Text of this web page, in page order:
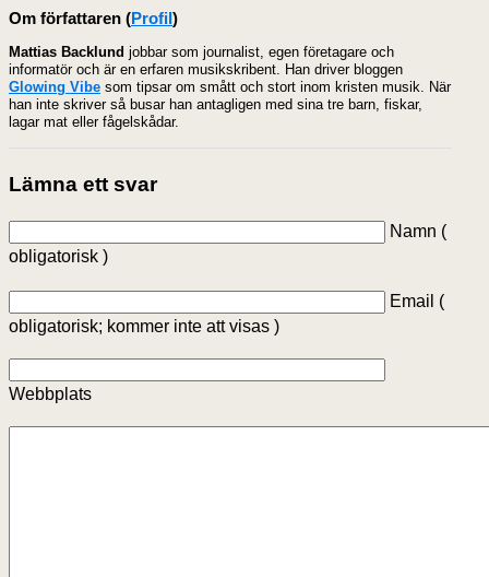
Om författaren (Profil)
Mattias Backlund jobbar som journalist, egen företagare och
informatör och är en erfaren musikskribent. Han driver bloggen
Glowing Vibe som tipsar om smått och stort inom kristen musik. När
han inte skriver så busar han antagligen med sina tre barn, fiskar,
lagar mat eller fågelskådar.
Lämna ett svar
Namn (
obligatorisk )
Email (
obligatorisk; kommer inte att visas )
Webbplats